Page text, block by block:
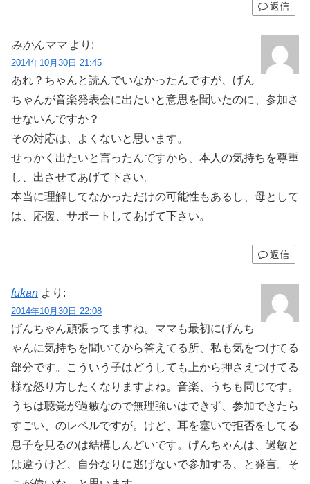
返信
みかんママ より:
2014年10月30日 21:45
あれ？ちゃんと読んでいなかったんですが、げん
ちゃんが音楽発表会に出たいと意思を聞いたのに、参加さ
せないんですか？
その対応は、よくないと思います。
せっかく出たいと言ったんですから、本人の気持ちを尊重
し、出させてあげて下さい。
本当に理解してなかっただけの可能性もあるし、母として
は、応援、サポートしてあげて下さい。
返信
fukan より:
2014年10月30日 22:08
げんちゃん頑張ってますね。ママも最初にげんち
ゃんに気持ちを聞いてから答えてる所、私も気をつけてる
部分です。こういう子はどうしても上から押さえつけてる
様な怒り方したくなりますよね。音楽、うちも同じです。
うちは聴覚が過敏なので無理強いはできず、参加できたら
すごい、のレベルですが。けど、耳を塞いで拒否をしてる
息子を見るのは結構しんどいです。げんちゃんは、過敏と
は違うけど、自分なりに逃げないで参加する、と発言。そ